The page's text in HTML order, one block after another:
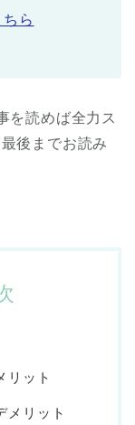
ら
を読めば全力ス
後までお読み
リット
メリット